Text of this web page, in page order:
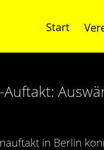
Start
in Berlin